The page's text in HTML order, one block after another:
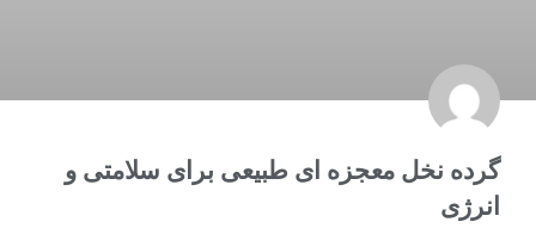
گرده نخل معجزه ای طبیعی برای سلامتی و
انرژی